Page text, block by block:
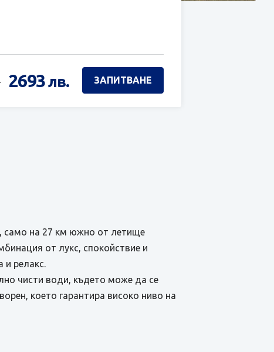
2693лв. ЗАПИТВАНЕ
само на 27 км южно от летище
от лукс, спокойствие и
и релакс.
чисти води, където може да се
което гарантира високо ниво на